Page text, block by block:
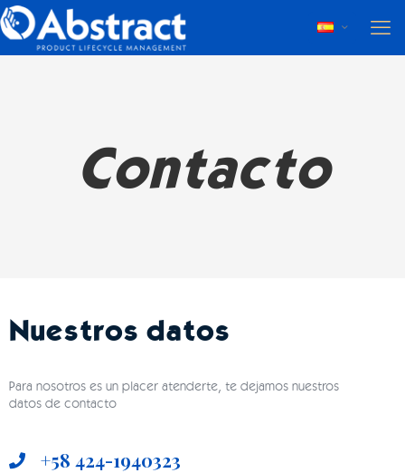
Contacto
Nuestros datos
Para nosotros es un placer atenderte, te dejamos nuestros
datos de contacto
+58 424-1940323